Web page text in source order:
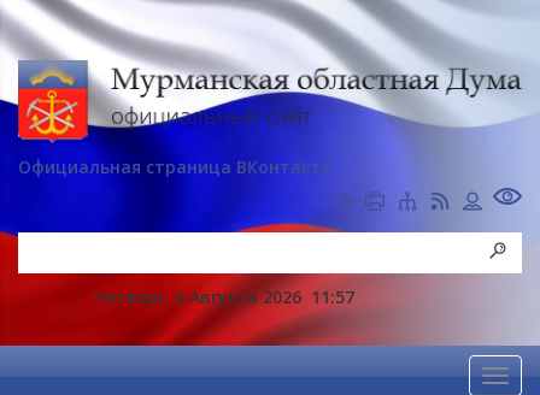
Официальная страница ВКонтакте
Четверг, 6 Августа 2026 11:57